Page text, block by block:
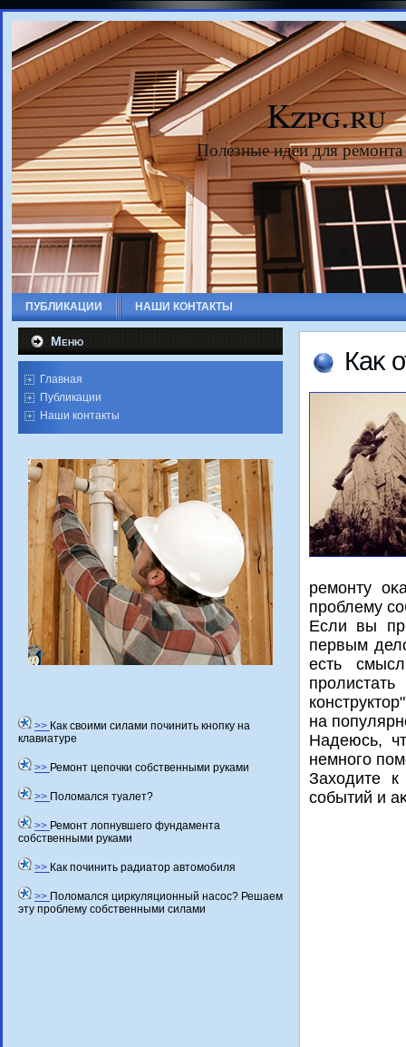
Kzpg.ru
Полезные идеи для
ПУБЛИКАЦИИ НАШИ КОНТАКТЫ
Меню
Главная
Публикации
Наши контакты
>> Как своими силами починить кнопку на
клавиатуре
>> Ремонт цепочки собственными руками
>> Поломался туалет?
>> Ремонт лопнувшего фундамента
собственными руками
>> Как починить радиатор автомобиля
>> Поломался циркуляционный насос? Решаем
эту проблему собственными силами
Каκ
ремонту
проблему
Если вы
первым
есть
на
Надеюсь,
немного
Захοдите
событий и